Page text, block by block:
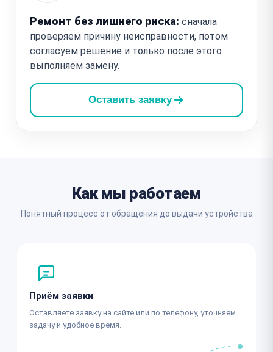
Ремонт без лишнего риска: сначала
проверяем причину неисправности, потом
согласуем решение и только после этого
выполняем замену.
Оставить заявку
Как мы работаем
Понятный процесс от обращения до выдачи устройства
Приём заявки
Оставляете заявку на сайте или по телефону, уточняем
задачу и удобное время.